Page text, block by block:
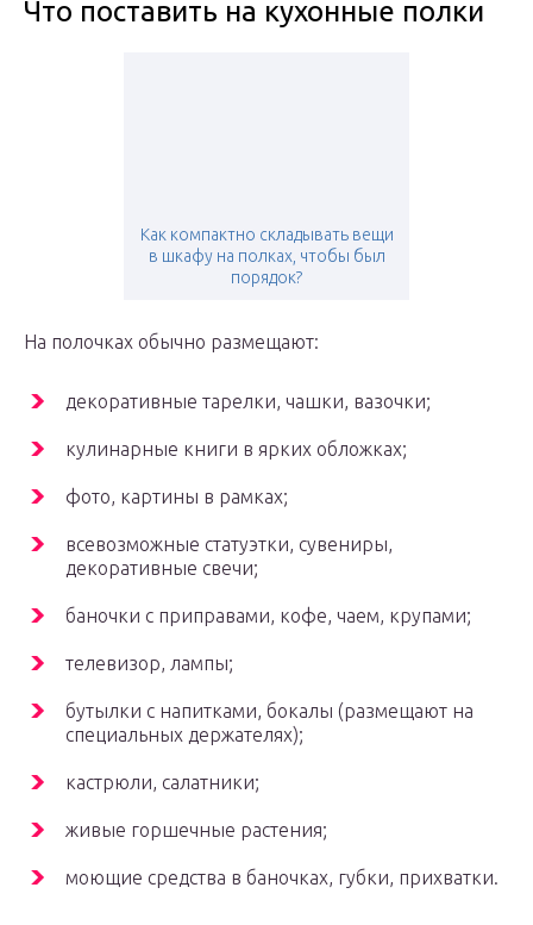
Что поставить на кухонные полки
Как компактно складывать вещи
в шкафу на полках, чтобы был
порядок?
На полочках обычно размещают:
декоративные тарелки, чашки, вазочки;
кулинарные книги в ярких обложках;
фото, картины в рамках;
всевозможные статуэтки, сувениры,
декоративные свечи;
баночки с приправами, кофе, чаем, крупами;
телевизор, лампы;
бутылки с напитками, бокалы (размещают на
специальных держателях);
кастрюли, салатники;
живые горшечные растения;
моющие средства в баночках, губки, прихватки.